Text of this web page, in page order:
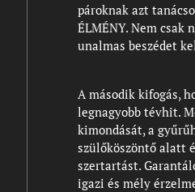
pároknak azt
ÉLMÉNY. Nem csak
unalmas beszédet
A második kifogás,
legnagyobb tévhit.
kimondását, a
szülőköszöntő alatt
szertartást.
igazi és mély